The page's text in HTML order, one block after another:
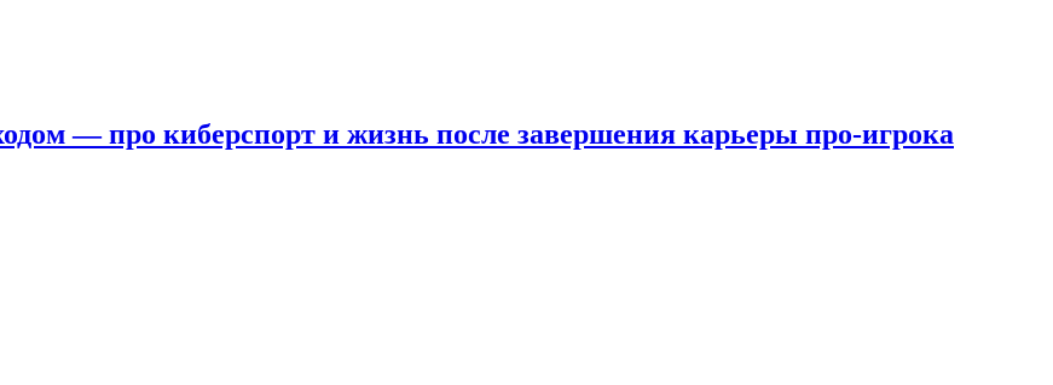
— про киберспорт и жизнь после завершения карьеры про-игрока